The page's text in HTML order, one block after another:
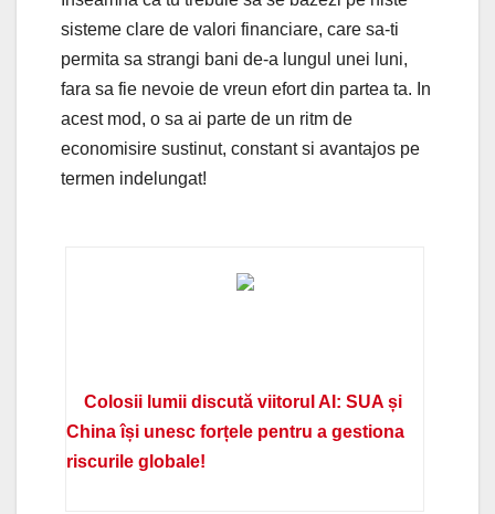
sisteme clare de valori financiare, care sa-ti
permita sa strangi bani de-a lungul unei luni,
fara sa fie nevoie de vreun efort din partea ta. In
acest mod, o sa ai parte de un ritm de
economisire sustinut, constant si avantajos pe
termen indelungat!
Colosii lumii discută viitorul AI: SUA și
China își unesc forțele pentru a gestiona
riscurile globale!